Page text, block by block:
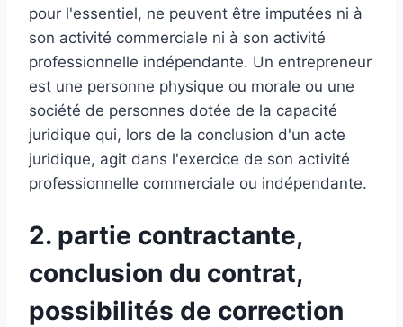
pour l'essentiel, ne peuvent être imputées ni à
son activité commerciale ni à son activité
professionnelle indépendante. Un entrepreneur
est une personne physique ou morale ou une
société de personnes dotée de la capacité
juridique qui, lors de la conclusion d'un acte
juridique, agit dans l'exercice de son activité
professionnelle commerciale ou indépendante.
2. partie contractante,
conclusion du contrat,
possibilités de correction